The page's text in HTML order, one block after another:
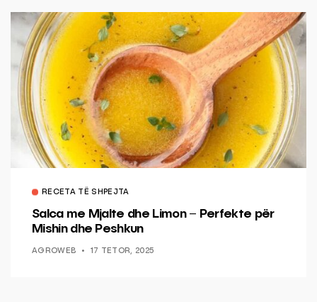
RECETA TË SHPEJTA
Salca me Mjalte dhe Limon – Perfekte për
Mishin dhe Peshkun
AGROWEB 17 TETOR, 2025